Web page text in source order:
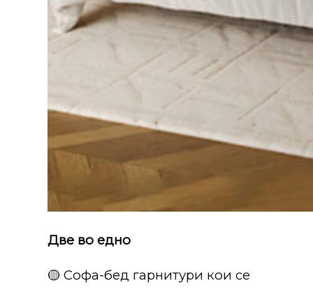
Две во едно
🟡 Софа-бед гарнитури кои се